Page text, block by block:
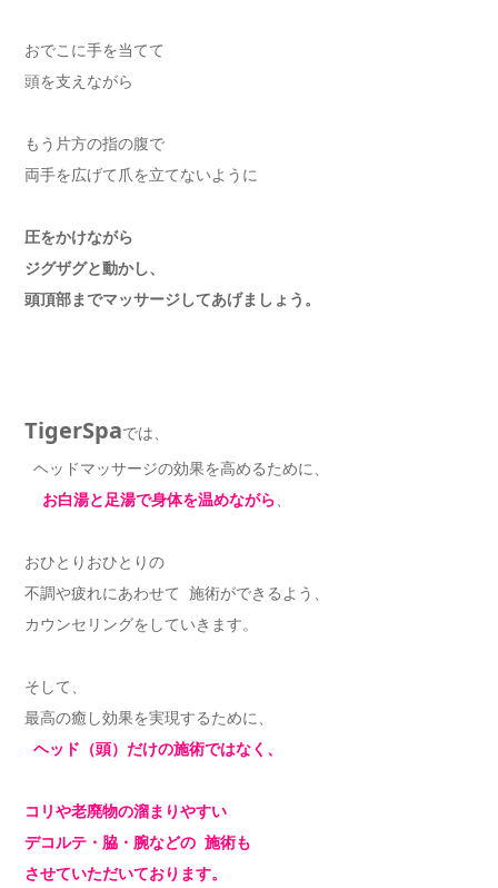
おでこに手を当てて
頭を支えながら
もう片方の指の腹で
両手を広げて爪を立てないように
圧をかけながら
ジグザグと動かし、
頭頂部までマッサージしてあげましょう。
TigerSpaでは、
ヘッドマッサージの効果を高めるために、
お白湯と足湯で身体を温めながら、
おひとりおひとりの
不調や疲れにあわせて 施術ができるよう、
カウンセリングをしていきます。
そして、
最高の癒し効果を実現するために、
ヘッド（頭）だけの施術ではなく、
コリや老廃物の溜まりやすい
デコルテ・脇・腕などの 施術も
させていただいております。